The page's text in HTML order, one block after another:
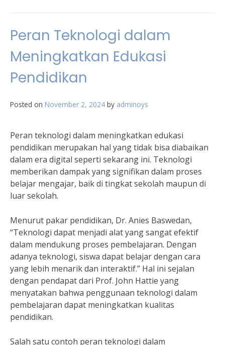
Peran Teknologi dalam
Meningkatkan Edukasi
Pendidikan
Posted on November 2, 2024 by adminoys
Peran teknologi dalam meningkatkan edukasi
pendidikan merupakan hal yang tidak bisa diabaikan
dalam era digital seperti sekarang ini. Teknologi
memberikan dampak yang signifikan dalam proses
belajar mengajar, baik di tingkat sekolah maupun di
luar sekolah.
Menurut pakar pendidikan, Dr. Anies Baswedan,
“Teknologi dapat menjadi alat yang sangat efektif
dalam mendukung proses pembelajaran. Dengan
adanya teknologi, siswa dapat belajar dengan cara
yang lebih menarik dan interaktif.” Hal ini sejalan
dengan pendapat dari Prof. John Hattie yang
menyatakan bahwa penggunaan teknologi dalam
pembelajaran dapat meningkatkan kualitas
pendidikan.
Salah satu contoh peran teknologi dalam